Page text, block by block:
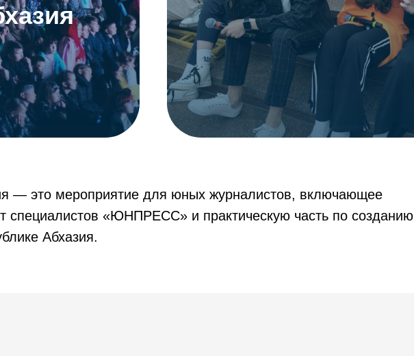
— это мероприятие для юных журналистов, включающее
специалистов «ЮНПРЕСС» и практическую часть по созданию
Абхазия.